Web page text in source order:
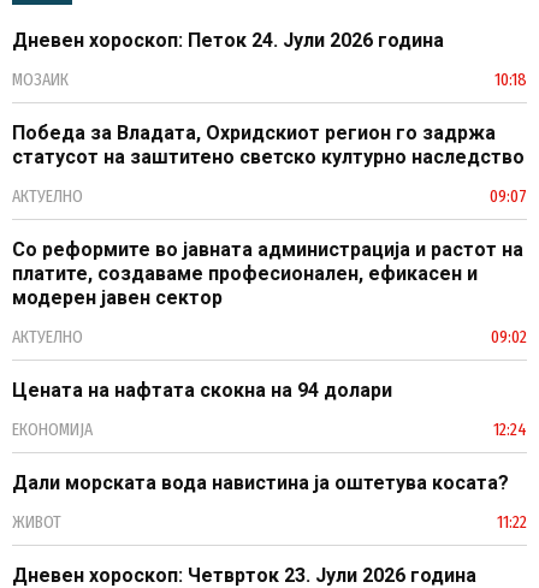
Дневен хороскоп: Петок 24. Јули 2026 година
МОЗАИК 10:18
Победа за Владата, Охридскиот регион го задржа
статусот на заштитено светско културно наследство
АКТУЕЛНО 09:07
Со реформите во јавната администрација и растот на
платите, создаваме професионален, ефикасен и
модерен јавен сектор
АКТУЕЛНО 09:02
Цената на нафтата скокна на 94 долари
ЕКОНОМИЈА 12:24
Дали морската вода навистина ја оштетува косата?
ЖИВОТ 11:22
Дневен хороскоп: Четврток 23. Јули 2026 година